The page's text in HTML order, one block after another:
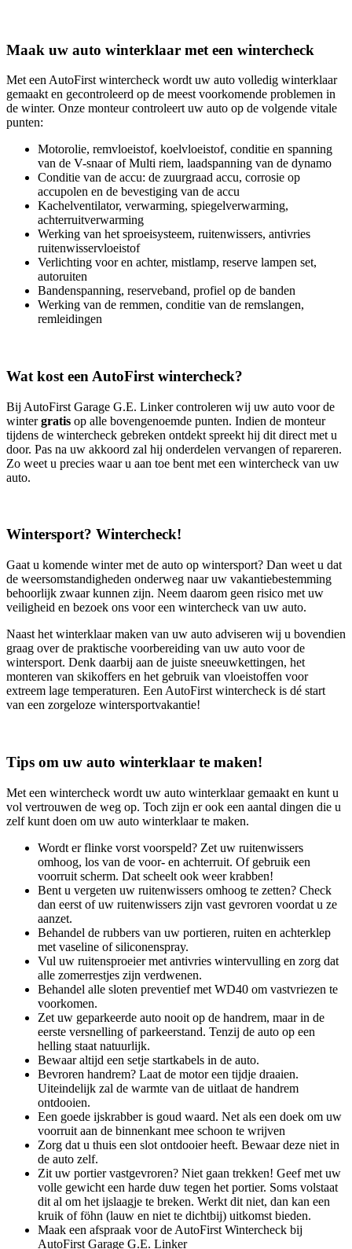
Maak uw auto winterklaar met een wintercheck
Met een AutoFirst wintercheck wordt uw auto volledig winterklaar
gemaakt en gecontroleerd op de meest voorkomende problemen in
de winter. Onze monteur controleert uw auto op de volgende vitale
punten:
Motorolie, remvloeistof, koelvloeistof, conditie en spanning
van de V-snaar of Multi riem, laadspanning van de dynamo
Conditie van de accu: de zuurgraad accu, corrosie op
accupolen en de bevestiging van de accu
Kachelventilator, verwarming, spiegelverwarming,
achterruitverwarming
Werking van het sproeisysteem, ruitenwissers, antivries
ruitenwisservloeistof
Verlichting voor en achter, mistlamp, reserve lampen set,
autoruiten
Bandenspanning, reserveband, profiel op de banden
Werking van de remmen, conditie van de remslangen,
remleidingen
Wat kost een AutoFirst wintercheck?
Bij AutoFirst Garage G.E. Linker controleren wij uw auto voor de
wintergratis op alle bovengenoemde punten. Indien de monteur
tijdens de wintercheck gebreken ontdekt spreekt hij dit direct met u
door. Pas na uw akkoord zal hij onderdelen vervangen of repareren.
Zo weet u precies waar u aan toe bent met een wintercheck van uw
auto.
Wintersport? Wintercheck!
Gaat u komende winter met de auto op wintersport? Dan weet u dat
de weersomstandigheden onderweg naar uw vakantiebestemming
behoorlijk zwaar kunnen zijn. Neem daarom geen risico met uw
veiligheid en bezoek ons voor een wintercheck van uw auto.
Naast het winterklaar maken van uw auto adviseren wij u bovendien
graag over de praktische voorbereiding van uw auto voor de
wintersport. Denk daarbij aan de juiste sneeuwkettingen, het
monteren van skikoffers en het gebruik van vloeistoffen voor
extreem lage temperaturen. Een AutoFirst wintercheck is dé start
van een zorgeloze wintersportvakantie!
Tips om uw auto winterklaar te maken!
Met een wintercheck wordt uw auto winterklaar gemaakt en kunt u
vol vertrouwen de weg op. Toch zijn er ook een aantal dingen die u
zelf kunt doen om uw auto winterklaar te maken.
Wordt er flinke vorst voorspeld? Zet uw ruitenwissers
omhoog, los van de voor- en achterruit. Of gebruik een
voorruit scherm. Dat scheelt ook weer krabben!
Bent u vergeten uw ruitenwissers omhoog te zetten? Check
dan eerst of uw ruitenwissers zijn vast gevroren voordat u ze
aanzet.
Behandel de rubbers van uw portieren, ruiten en achterklep
met vaseline of siliconenspray.
Vul uw ruitensproeier met antivries wintervulling en zorg dat
alle zomerrestjes zijn verdwenen.
Behandel alle sloten preventief met WD40 om vastvriezen te
voorkomen.
Zet uw geparkeerde auto nooit op de handrem, maar in de
eerste versnelling of parkeerstand. Tenzij de auto op een
helling staat natuurlijk.
Bewaar altijd een setje startkabels in de auto.
Bevroren handrem? Laat de motor een tijdje draaien.
Uiteindelijk zal de warmte van de uitlaat de handrem
ontdooien.
Een goede ijskrabber is goud waard. Net als een doek om uw
voorruit aan de binnenkant mee schoon te wrijven
Zorg dat u thuis een slot ontdooier heeft. Bewaar deze niet in
de auto zelf.
Zit uw portier vastgevroren? Niet gaan trekken! Geef met uw
volle gewicht een harde duw tegen het portier. Soms volstaat
dit al om het ijslaagje te breken. Werkt dit niet, dan kan een
kruik of föhn (lauw en niet te dichtbij) uitkomst bieden.
Maak een afspraak voor de AutoFirst Wintercheck bij
AutoFirst Garage G.E. Linker